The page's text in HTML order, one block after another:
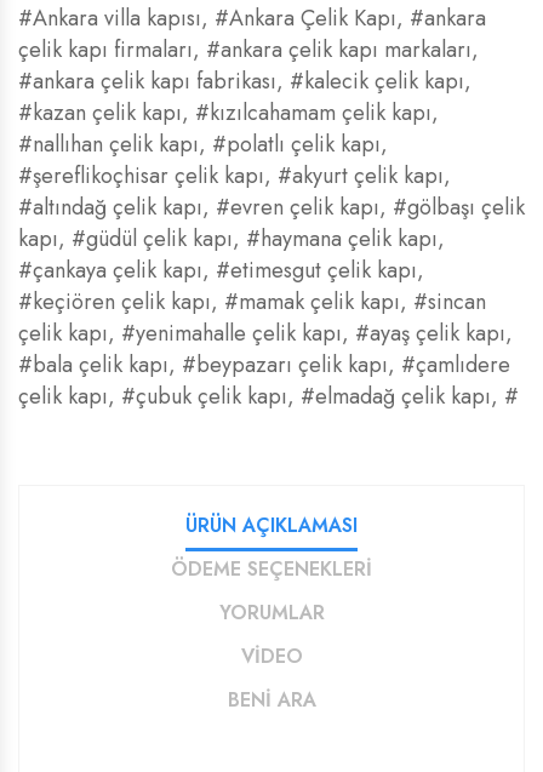
#Ankara villa kapısı, #Ankara Çelik Kapı, #ankara
çelik kapı firmaları, #ankara çelik kapı markaları,
#ankara çelik kapı fabrikası, #kalecik çelik kapı,
#kazan çelik kapı, #kızılcahamam çelik kapı,
#nallıhan çelik kapı, #polatlı çelik kapı,
#şereflikoçhisar çelik kapı, #akyurt çelik kapı,
#altındağ çelik kapı, #evren çelik kapı, #gölbaşı çelik
kapı, #güdül çelik kapı, #haymana çelik kapı,
#çankaya çelik kapı, #etimesgut çelik kapı,
#keçiören çelik kapı, #mamak çelik kapı, #sincan
çelik kapı, #yenimahalle çelik kapı, #ayaş çelik kapı,
#bala çelik kapı, #beypazarı çelik kapı, #çamlıdere
çelik kapı, #çubuk çelik kapı, #elmadağ çelik kapı, #
ÜRÜN AÇIKLAMASI
ÖDEME SEÇENEKLERİ
YORUMLAR
VIDEO
BENİ ARA